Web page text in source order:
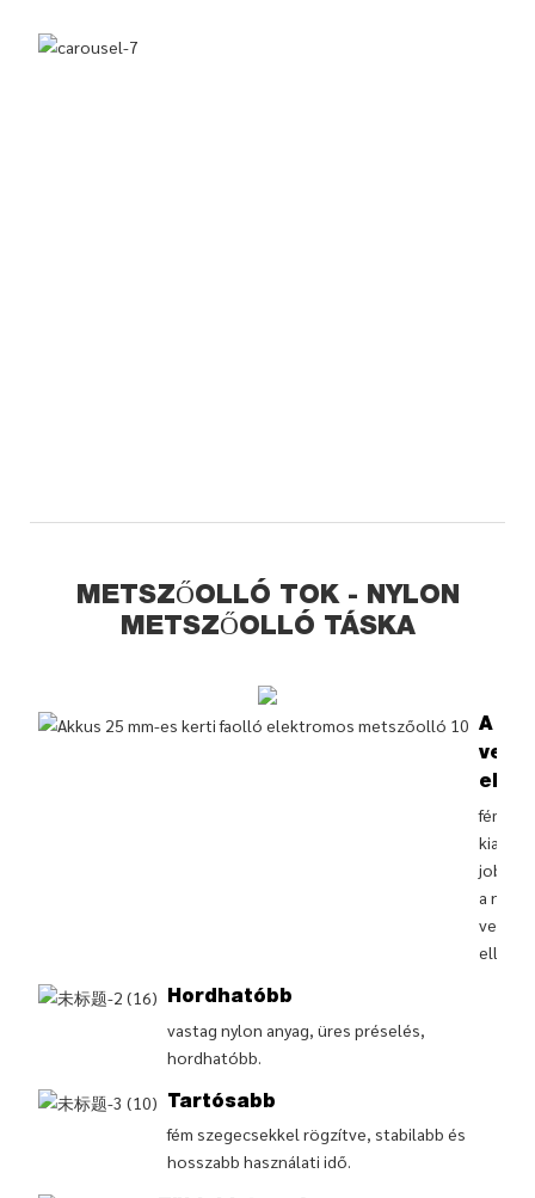
METSZŐOLLÓ TOK - NYLON
METSZŐOLLÓ TÁSKA
A
ellen
fém
a
ellen.
Hordhatóbb
vastag nylon anyag, üres préselés,
hordhatóbb.
Tartósabb
fém szegecsekkel rögzítve, stabilabb és
hosszabb használati idő.